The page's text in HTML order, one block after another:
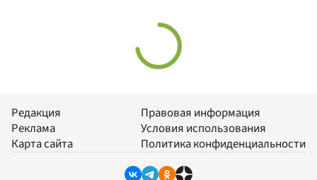
Редакция
Реклама
Карта сайта
Правовая информация
Условия использования
Политика конфиденциальности